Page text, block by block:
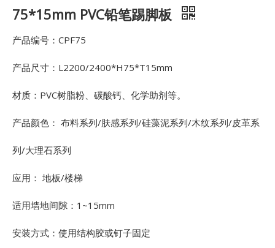
75*15mm PVC铅笔踢脚板
产品编号：CPF75
产品尺寸：L2200/2400*H75*T15mm
材质：PVC树脂粉、碳酸钙、化学助剂等。
产品颜色： 布料系列/肤感系列/硅藻泥系列/木纹系列/皮革系
列/大理石系列
应用： 地板/楼梯
适用墙地间隙：1~15mm
安装方式：使用结构胶或钉子固定